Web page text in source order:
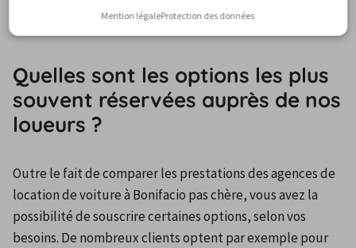
service et de la prestation en général.
Quelles sont les options les plus
souvent réservées auprès de nos
loueurs ?
Outre le fait de comparer les prestations des agences de
location de voiture à Bonifacio pas chère, vous avez la
possibilité de souscrire certaines options, selon vos
besoins. De nombreux clients optent par exemple pour
Mention légaleProtection des données